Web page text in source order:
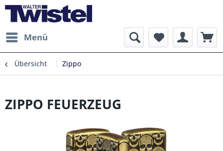
Menü
Übersicht Zippo
ZIPPO FEUERZEUG